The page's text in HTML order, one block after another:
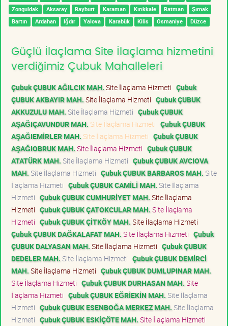
Zonguldak
Aksaray Bayburt Karaman Kırıkkale Batman
Şırnak
Bartın
Ardahan Iğdır Yalova Karabük Kilis Osmaniye Düzce
Güçlü İlaçlama Site İlaçlama hizmetini
verdiğimiz Çubuk Mahalleleri
Çubuk ÇUBUK AĞILCIK MAH. Site İlaçlama Hizmeti Çubuk
ÇUBUK AKBAYIR MAH. Site İlaçlama Hizmeti Çubuk ÇUBUK
AKKUZULU MAH. Site İlaçlama Hizmeti Çubuk ÇUBUK
AŞAĞIÇAVUNDUR MAH. Site İlaçlama Hizmeti Çubuk ÇUBUK
AŞAĞIEMİRLER MAH. Site İlaçlama Hizmeti Çubuk ÇUBUK
AŞAĞIOBRUK MAH. Site İlaçlama Hizmeti Çubuk ÇUBUK
ATATÜRK MAH. Site İlaçlama Hizmeti Çubuk ÇUBUK AVCIOVA
MAH. Site İlaçlama Hizmeti Çubuk ÇUBUK BARBAROS MAH. Site
İlaçlama Hizmeti Çubuk ÇUBUK CAMİLİ MAH. Site İlaçlama
Hizmeti Çubuk ÇUBUK CUMHURİYET MAH. Site İlaçlama
Hizmeti Çubuk ÇUBUK ÇATOKCULAR MAH. Site İlaçlama
Hizmeti Çubuk ÇUBUK ÇİTKÖY MAH. Site İlaçlama Hizmeti
Çubuk ÇUBUK DAĞKALAFAT MAH. Site İlaçlama Hizmeti Çubuk
ÇUBUK DALYASAN MAH. Site İlaçlama Hizmeti Çubuk ÇUBUK
DEDELER MAH. Site İlaçlama Hizmeti Çubuk ÇUBUK DEMİRCİ
MAH. Site İlaçlama Hizmeti Çubuk ÇUBUK DUMLUPINAR MAH.
Site İlaçlama Hizmeti Çubuk ÇUBUK DURHASAN MAH. Site
İlaçlama Hizmeti Çubuk ÇUBUK EĞRİEKİN MAH. Site İlaçlama
Hizmeti Çubuk ÇUBUK ESENBOĞA MERKEZ MAH. Site İlaçlama
Hizmeti Çubuk ÇUBUK ESKİÇÖTE MAH. Site İlaçlama Hizmeti